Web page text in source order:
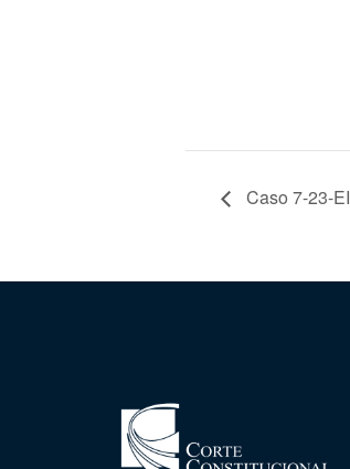
Caso 7-23-EI